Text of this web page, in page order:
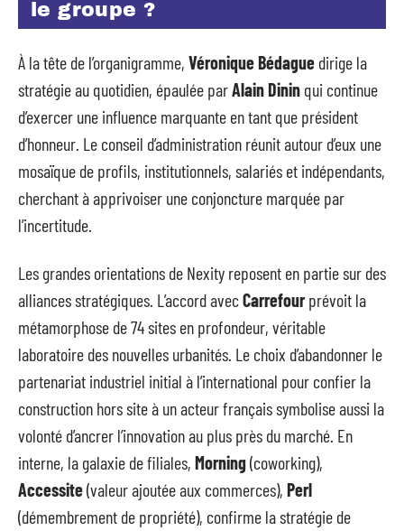
le groupe ?
À la tête de l’organigramme, Véronique Bédague dirige la
stratégie au quotidien, épaulée parAlain Dinin qui continue
d’exercer une influence marquante en tant que président
d’honneur. Le conseil d’administration réunit autour d’eux une
mosaïque de profils, institutionnels, salariés et indépendants,
cherchant à apprivoiser une conjoncture marquée par
l’incertitude.
Les grandes orientations de Nexity reposent en partie sur des
alliances stratégiques. L’accord avecCarrefourprévoit la
métamorphose de 74 sites en profondeur, véritable
laboratoire des nouvelles urbanités. Le choix d’abandonner le
partenariat industriel initial à l’international pour confier la
construction hors site à un acteur français symbolise aussi la
volonté d’ancrer l’innovation au plus près du marché. En
interne, la galaxie de filiales, Morning(coworking),
Accessite(valeur ajoutée aux commerces), Perl
(démembrement de propriété), confirme la stratégie de